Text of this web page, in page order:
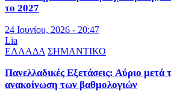
το 2027
24 Ιουνίου, 2026 - 20:47
Lia
ΕΛΛΑΔΑ ΣΗΜΑΝΤΙΚΟ
Πανελλαδικές Εξετάσεις: Αύριο μετά
ανακοίνωση των βαθμολογιών